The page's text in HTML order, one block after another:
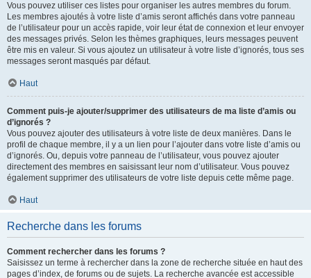
Vous pouvez utiliser ces listes pour organiser les autres membres du forum.
Les membres ajoutés à votre liste d’amis seront affichés dans votre panneau
de l’utilisateur pour un accès rapide, voir leur état de connexion et leur envoyer
des messages privés. Selon les thèmes graphiques, leurs messages peuvent
être mis en valeur. Si vous ajoutez un utilisateur à votre liste d’ignorés, tous ses
messages seront masqués par défaut.
Haut
Comment puis-je ajouter/supprimer des utilisateurs de ma liste d’amis ou
d’ignorés ?
Vous pouvez ajouter des utilisateurs à votre liste de deux manières. Dans le
profil de chaque membre, il y a un lien pour l’ajouter dans votre liste d’amis ou
d’ignorés. Ou, depuis votre panneau de l’utilisateur, vous pouvez ajouter
directement des membres en saisissant leur nom d’utilisateur. Vous pouvez
également supprimer des utilisateurs de votre liste depuis cette même page.
Haut
Recherche dans les forums
Comment rechercher dans les forums ?
Saisissez un terme à rechercher dans la zone de recherche située en haut des
pages d’index, de forums ou de sujets. La recherche avancée est accessible